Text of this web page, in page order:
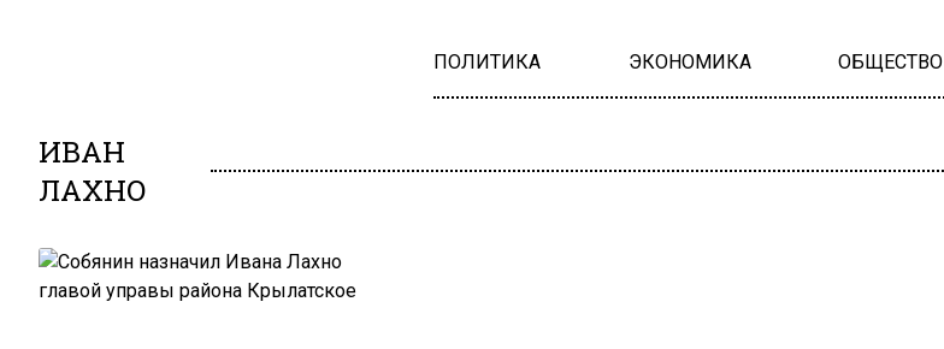
ПОЛИТИКА ЭКОНОМИКА ОБЩЕСТВО
ИВАН
ЛАХНО